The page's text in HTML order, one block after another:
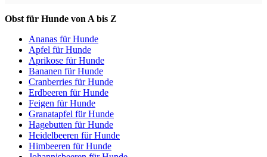
Obst für Hunde von A bis Z
Ananas für Hunde
Apfel für Hunde
Aprikose für Hunde
Bananen für Hunde
Cranberries für Hunde
Erdbeeren für Hunde
Feigen für Hunde
Granatapfel für Hunde
Hagebutten für Hunde
Heidelbeeren für Hunde
Himbeeren für Hunde